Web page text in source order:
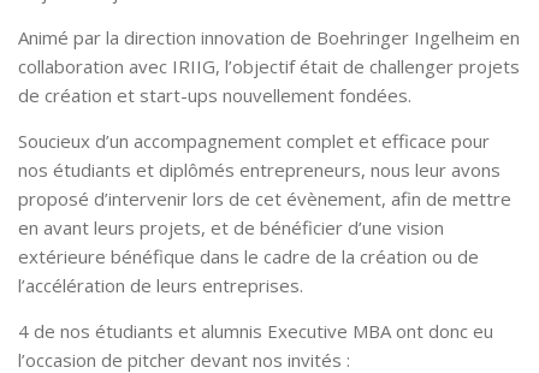
Animé par la direction innovation de Boehringer Ingelheim en
collaboration avec IRIIG, l’objectif était de challenger projets
de création et start-ups nouvellement fondées.
Soucieux d’un accompagnement complet et efficace pour
nos étudiants et diplômés entrepreneurs, nous leur avons
proposé d’intervenir lors de cet évènement, afin de mettre
en avant leurs projets, et de bénéficier d’une vision
extérieure bénéfique dans le cadre de la création ou de
l’accélération de leurs entreprises.
4 de nos étudiants et alumnis Executive MBA ont donc eu
l’occasion de pitcher devant nos invités :